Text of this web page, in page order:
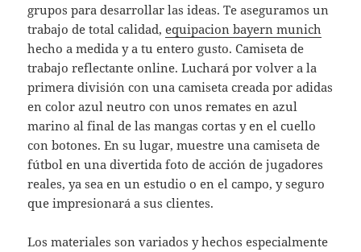
grupos para desarrollar las ideas. Te aseguramos un
trabajo de total calidad,equipacion bayern munich
hecho a medida y a tu entero gusto. Camiseta de
trabajo reflectante online. Luchará por volver a la
primera división con una camiseta creada por adidas
en color azul neutro con unos remates en azul
marino al final de las mangas cortas y en el cuello
con botones. En su lugar, muestre una camiseta de
fútbol en una divertida foto de acción de jugadores
reales, ya sea en un estudio o en el campo, y seguro
que impresionará a sus clientes.
Los materiales son variados y hechos especialmente